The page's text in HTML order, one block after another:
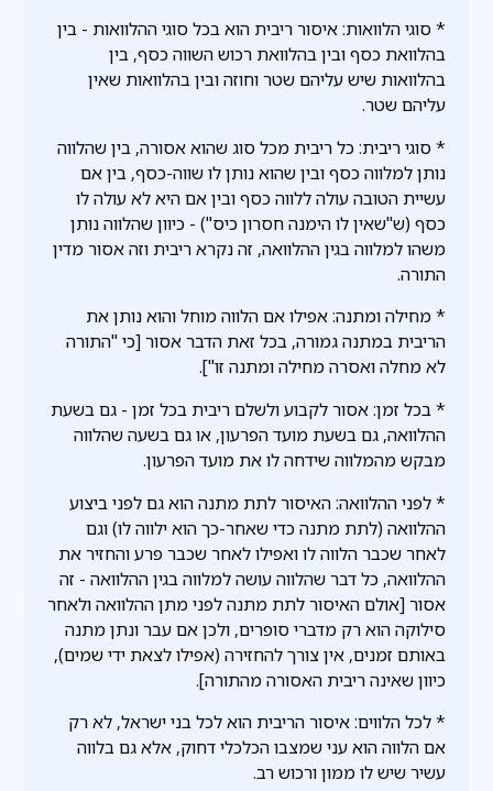
* סוגי הלוואות: איסור ריבית הוא בכל סוגי ההלוואות - בין
בהלוואת כסף ובין בהלוואת רכוש השווה כסף, בין
בהלוואות שיש עליהם שטר וחוזה ובין בהלוואות שאין
עליהם שטר.
* סוגי ריבית: כל ריבית מכל סוג שהוא אסורה, בין שהלווה
נותן למלווה כסף ובין שהוא נותן לו שווה-כסף, בין אם
עשיית הטובה עולה ללווה כסף ובין אם היא לא עולה לו
כסף (ש"שאין לו הימנה חסרון כיס") - כיוון שהלווה נותן
משהו למלווה בגין ההלוואה, זה נקרא ריבית וזה אסור מדין
התורה.
* מחילה ומתנה: אפילו אם הלווה מוחל והוא נותן את
הריבית במתנה גמורה, בכל זאת הדבר אסור [כי "התורה
לא מחלה ואסרה מחילה ומתנה זו"].
* בכל זמן: אסור לקבוע ולשלם ריבית בכל זמן - גם בשעת
ההלוואה, גם בשעת מועד הפרעון, או גם בשעה שהלווה
מבקש מהמלווה שידחה לו את מועד הפרעון.
* לפני ההלוואה: האיסור לתת מתנה הוא גם לפני ביצוע
ההלוואה (לתת מתנה כדי שאחר-כך הוא ילווה לו) וגם
לאחר שכבר הלווה לו ואפילו לאחר שכבר פרע והחזיר את
ההלוואה, כל דבר שהלווה עושה למלווה בגין ההלוואה - זה
אסור [אולם האיסור לתת מתנה לפני מתן ההלוואה ולאחר
סילוקה הוא רק מדברי סופרים, ולכן אם עבר ונתן מתנה
באותם זמנים, אין צורך להחזירה (אפילו לצאת ידי שמים),
כיוון שאינה ריבית האסורה מהתורה].
* לכל הלווים: איסור הריבית הוא לכל בני ישראל, לא רק
אם הלווה הוא עני שמצבו הכלכלי דחוק, אלא גם בלווה
עשיר שיש לו ממון ורכוש רב.